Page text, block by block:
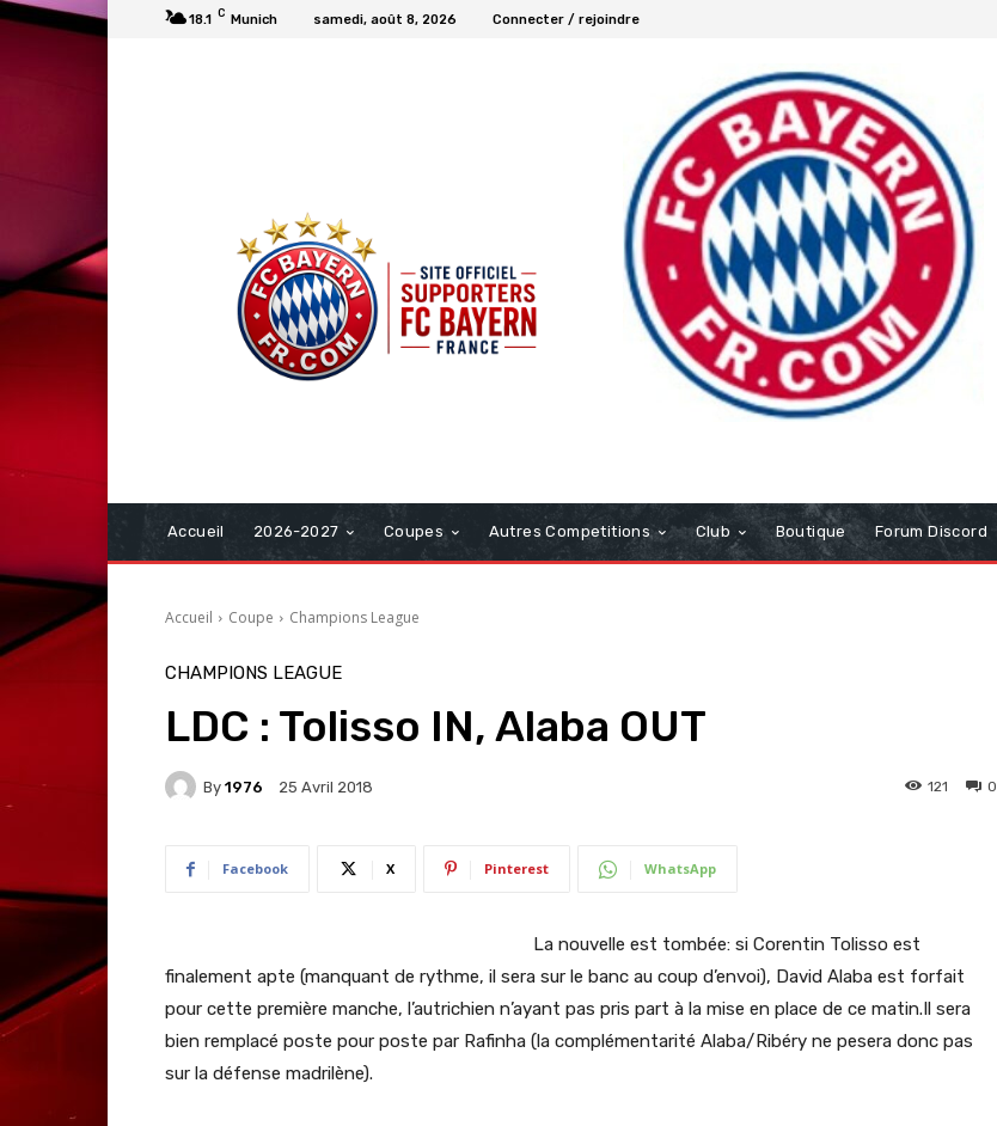
18.1 C Munich samedi, août 8, 2026 Connecter / rejoindre
Accueil 2026-2027 Coupes Autres Competitions Club Boutique Forum Discord
Accueil Coupe Champions League
CHAMPIONS LEAGUE
LDC : Tolisso IN, Alaba OUT
By 1976 25 Avril 2018 0
121
Facebook X Pinterest WhatsApp
La nouvelle est tombée: si Corentin Tolisso est
finalement apte (manquant de rythme, il sera sur le banc au coup d’envoi), David Alaba est forfait
pour cette première manche, l’autrichien n’ayant pas pris part à la mise en place de ce matin.Il sera
bien remplacé poste pour poste par Rafinha (la complémentarité Alaba/Ribéry ne pesera donc pas
sur la défense madrilène).